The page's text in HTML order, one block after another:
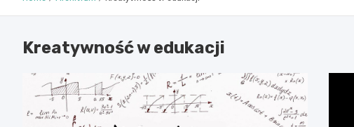
Kreatywność w edukacji